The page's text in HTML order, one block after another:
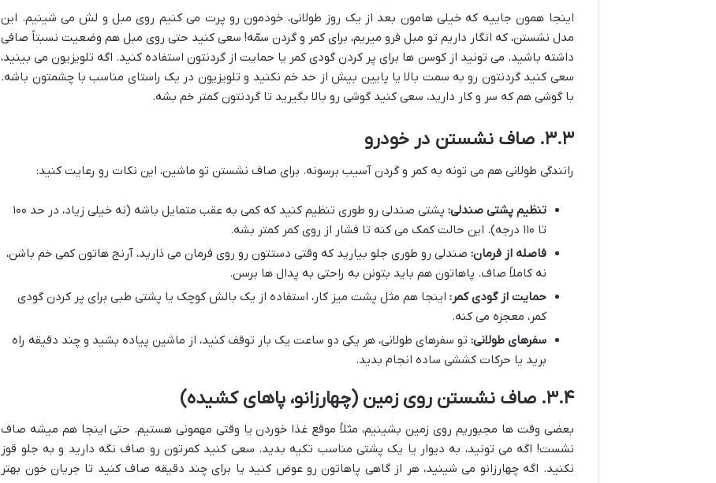
اینجا همون جاییه که خیلی هامون بعد از یک روز طولانی، خودمون رو پرت می کنیم روی مبل و لش می شینیم. این
مدل نشستن، که انگار داریم تو مبل فرو میریم، برای کمر و گردن سمّه! سعی کنید حتی روی مبل هم وضعیت نسبتاً صافی
داشته باشید. می تونید از کوسن ها برای پر کردن گودی کمر یا حمایت از گردنتون استفاده کنید. اگه تلویزیون می بینید،
سعی کنید گردنتون رو به سمت بالا یا پایین بیش از حد خم نکنید و تلویزیون در یک راستای مناسب با چشمتون باشه.
با گوشی هم که سر و کار دارید، سعی کنید گوشی رو بالا بگیرید تا گردنتون کمتر خم بشه.
۳.۳. صاف نشستن در خودرو
رانندگی طولانی هم می تونه به کمر و گردن آسیب برسونه. برای صاف نشستن تو ماشین، این نکات رو رعایت کنید:
تنظیم پشتی صندلی:
پشتی صندلی رو طوری تنظیم کنید که کمی به عقب متمایل باشه (نه خیلی زیاد، در حد ۱۰۰
تا ۱۱۰ درجه). این حالت کمک می کنه تا فشار از روی کمر کمتر بشه.
فاصله از فرمان: صندلی رو طوری جلو بیارید که وقتی دستتون رو روی فرمان می ذارید، آرنج هاتون کمی خم باشن،
نه کاملاً صاف. پاهاتون هم باید بتونن به راحتی به پدال ها برسن.
حمایت از گودی کمر: اینجا هم مثل پشت میز کار، استفاده از یک بالش کوچک یا پشتی طبی برای پر کردن گودی
کمر، معجزه می کنه.
سفرهای طولانی: تو سفرهای طولانی، هر یکی دو ساعت یک بار توقف کنید، از ماشین پیاده بشید و چند دقیقه راه
برید یا حرکات کششی ساده انجام بدید.
۳.۴. صاف نشستن روی زمین (چهارزانو، پاهای کشیده)
بعضی وقت ها مجبوریم روی زمین بشینیم، مثلاً موقع غذا خوردن یا وقتی مهمونی هستیم. حتی اینجا هم میشه صاف
نشست! اگه می تونید، به دیوار یا یک پشتی مناسب تکیه بدید. سعی کنید کمرتون رو صاف نگه دارید و به جلو قوز
نکنید. اگه چهارزانو می شینید، هر از گاهی پاهاتون رو عوض کنید یا برای چند دقیقه صاف کنید تا جریان خون بهتر